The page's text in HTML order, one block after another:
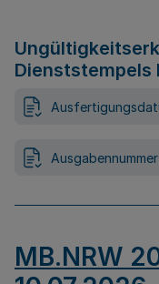
Dienststempels
Ausgabennummer
MB.NRW